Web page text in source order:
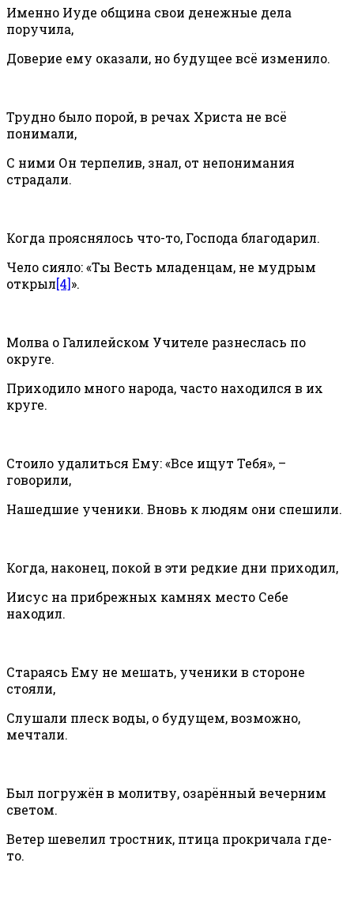
Именно Иуде община свои денежные дела
поручила,
Доверие ему оказали, но будущее всё изменило.
Трудно было порой, в речах Христа не всё
понимали,
С ними Он терпелив, знал, от непонимания
страдали.
Когда прояснялось что-то, Господа благодарил.
Чело сияло: «Ты Весть младенцам, не мудрым
открыл[4]».
Молва о Галилейском Учителе разнеслась по
округе.
Приходило много народа, часто находился в их
круге.
Стоило удалиться Ему: «Все ищут Тебя», –
говорили,
Нашедшие ученики. Вновь к людям они спешили.
Когда, наконец, покой в эти редкие дни приходил,
Иисус на прибрежных камнях место Себе
находил.
Стараясь Ему не мешать, ученики в стороне
стояли,
Слушали плеск воды, о будущем, возможно,
мечтали.
Был погружён в молитву, озарённый вечерним
светом.
Ветер шевелил тростник, птица прокричала где-
то.